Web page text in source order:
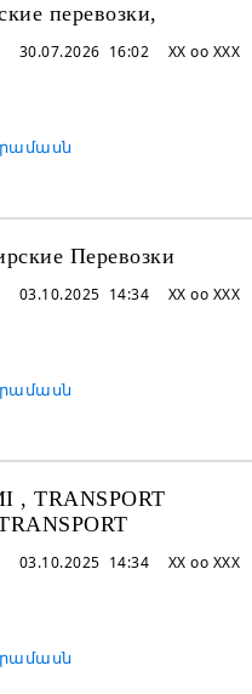
перевозки,
XX oo XXX
30.07.2026 16:02
Перевозки
XX oo XXX
03.10.2025 14:34
TRANSPORT
XX oo XXX
03.10.2025 14:34